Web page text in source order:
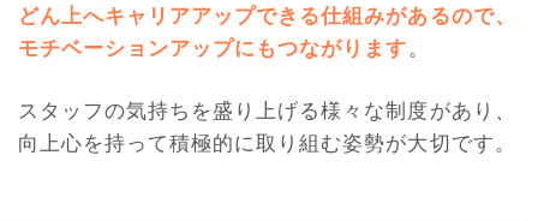
どん上へキャリアアップできる仕組みがあるので、
モチベーションアップにもつながります。
スタッフの気持ちを盛り上げる様々な制度があり、
向上心を持って積極的に取り組む姿勢が大切です。